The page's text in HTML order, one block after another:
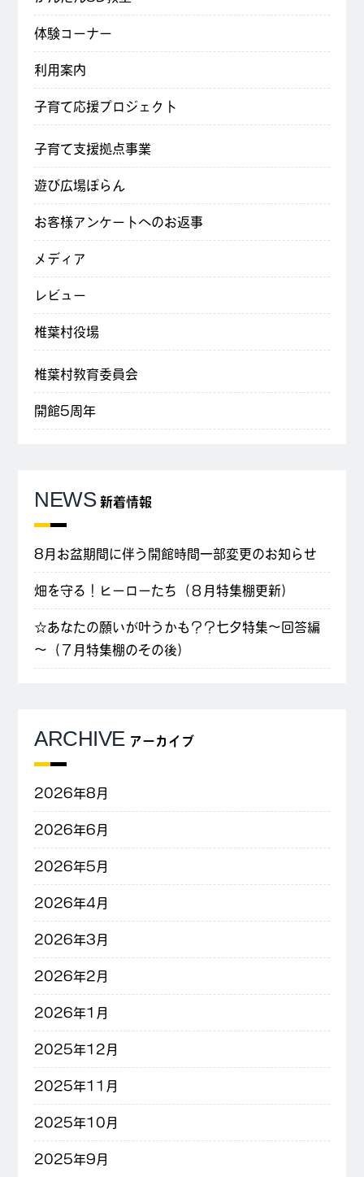
体験コーナー
利用案内
子育て応援プロジェクト
子育て支援拠点事業
遊び広場ぽらん
お客様アンケートへのお返事
メディア
レビュー
椎葉村役場
椎葉村教育委員会
開館5周年
NEWS 新着情報
8月お盆期間に伴う開館時間一部変更のお知らせ
畑を守る！ヒーローたち（８月特集棚更新）
☆あなたの願いが叶うかも？？七夕特集～回答編
～（７月特集棚のその後）
ARCHIVE アーカイブ
2026年8月
2026年6月
2026年5月
2026年4月
2026年3月
2026年2月
2026年1月
2025年12月
2025年11月
2025年10月
2025年9月